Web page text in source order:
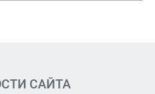
САЙТА